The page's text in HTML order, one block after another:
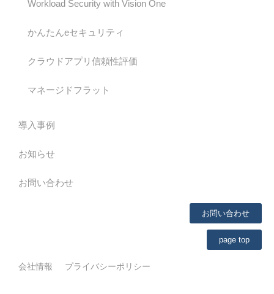
Workload Security with Vision One
かんたんeセキュリティ
クラウドアプリ信頼性評価
マネージドフラット
導入事例
お知らせ
お問い合わせ
お問い合わせ
page top
会社情報 プライバシーポリシー